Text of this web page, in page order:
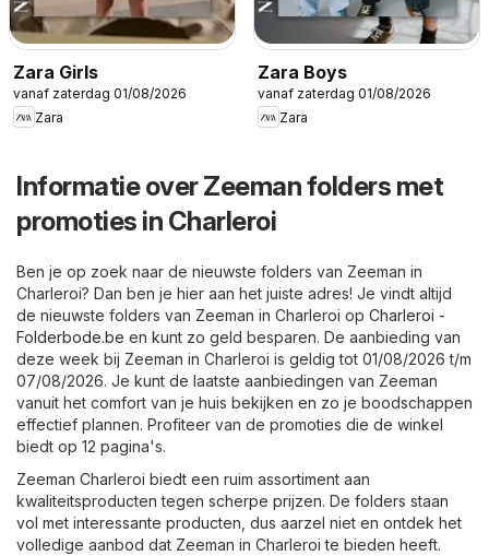
Zara Girls
vanaf zaterdag 01/08/2026
Zara
Zara Boys
vanaf zaterdag 01/08/2026
Zara
Informatie over Zeeman folders met
promoties in Charleroi
Ben je op zoek naar de nieuwste folders van Zeeman in
Charleroi? Dan ben je hier aan het juiste adres! Je vindt altijd
de nieuwste folders van Zeeman in Charleroi op Charleroi -
Folderbode.be en kunt zo geld besparen. De aanbieding van
deze week bij Zeeman in Charleroi is geldig tot 01/08/2026 t/m
07/08/2026. Je kunt de laatste aanbiedingen van Zeeman
vanuit het comfort van je huis bekijken en zo je boodschappen
effectief plannen. Profiteer van de promoties die de winkel
biedt op 12 pagina's.
Zeeman Charleroi biedt een ruim assortiment aan
kwaliteitsproducten tegen scherpe prijzen. De folders staan
vol met interessante producten, dus aarzel niet en ontdek het
volledige aanbod dat Zeeman in Charleroi te bieden heeft.